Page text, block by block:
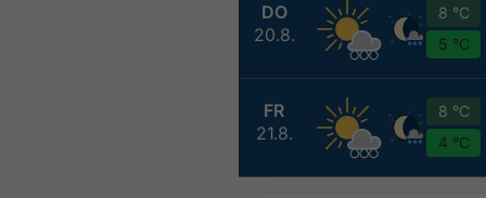
DO
20.8.
8 °C
5 °C
FR
21.8.
8 °C
4 °C